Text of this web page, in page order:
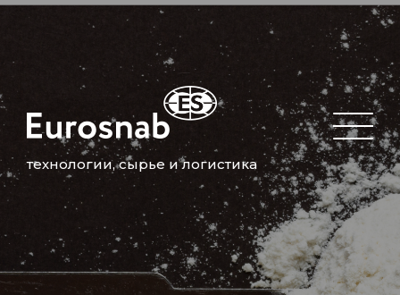
технологии, сырье и логистика